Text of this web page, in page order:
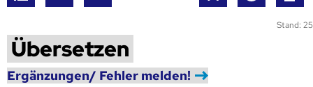
Stand:
Übersetzen
Ergänzungen/ Fehler melden!